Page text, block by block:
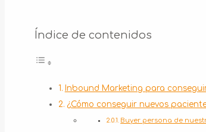
Índice de contenidos
Inbound Marketing para
¿Cómo conseguir nuevos
Buyer persona de